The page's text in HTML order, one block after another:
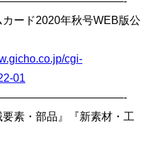
ード2020年秋号WEB版公
cgi-
01
要素・部品』『新素材・工